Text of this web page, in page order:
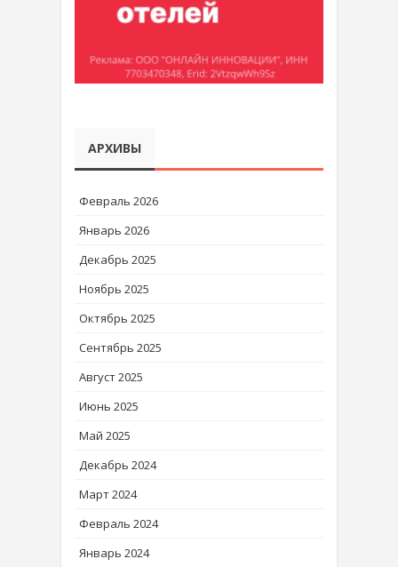
АРХИВЫ
Февраль 2026
Январь 2026
Декабрь 2025
Ноябрь 2025
Октябрь 2025
Сентябрь 2025
Август 2025
Июнь 2025
Май 2025
Декабрь 2024
Март 2024
Февраль 2024
Январь 2024